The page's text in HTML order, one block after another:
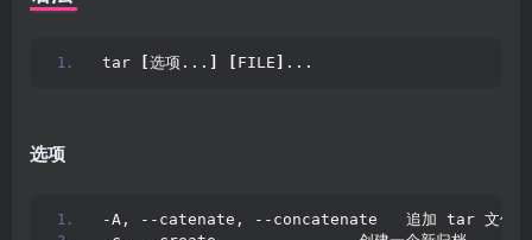
tar 选项... FILE ...
选项
-A, --catenate, --concatenate   追加 tar 文件至